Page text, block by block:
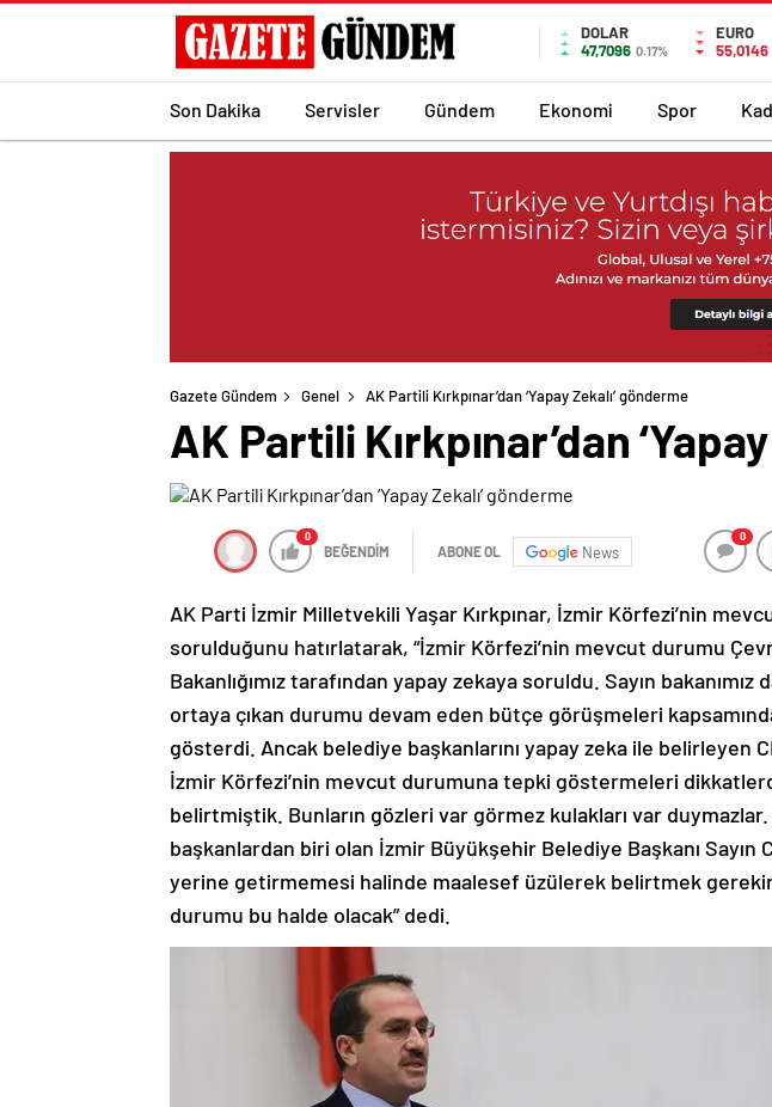
DOLAR
47,7096 0.17%
EURO
55,0146
Son Dakika Servisler Gündem Ekonomi Spor
Gazete Gündem Genel AK Partili Kırkpınar’dan ‘Yapay Zekalı’ gönderme
AK Partili Kırkpınar’dan
0
BEĞENDİM ABONE OL News
0
AK Parti İzmir Milletvekili Yaşar Kırkpınar, İzmir Körfezi’nin
sorulduğunu hatırlatarak, “İzmir Körfezi’nin mevcut durumu
Bakanlığımız tarafından yapay zekaya soruldu. Sayın
ortaya çıkan durumu devam eden bütçe görüşmeleri
gösterdi. Ancak belediye başkanlarını yapay zeka ile belirleyen
İzmir Körfezi’nin mevcut durumuna tepki göstermeleri
belirtmiştik. Bunların gözleri var görmez kulakları var
başkanlardan biri olan İzmir Büyükşehir Belediye Başkanı Sayın
yerine getirmemesi halinde maalesef üzülerek belirtmek
durumu bu halde olacak” dedi.